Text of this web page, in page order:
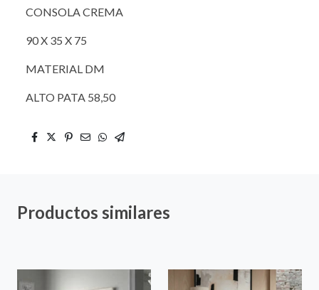
CONSOLA CREMA
90 X 35 X 75
MATERIAL DM
ALTO PATA 58,50
Productos similares